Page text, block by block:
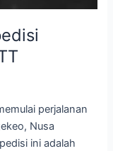
perjalanan
Nusa
ini adalah